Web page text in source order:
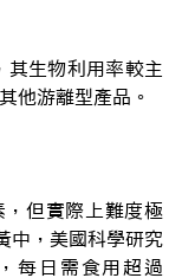
其生物利用率較主
他游離型產品。
但實際上難度極
中，美國科學研究
每日需食用超過